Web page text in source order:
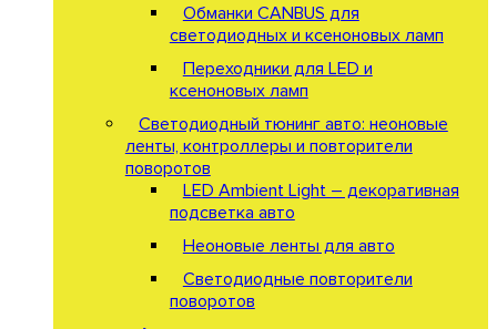
Обманки CANBUS для
светодиодных и ксеноновых ламп
Переходники для LED и
ксеноновых ламп
Светодиодный тюнинг авто: неоновые
ленты, контроллеры и повторители
поворотов
LED Ambient Light – декоративная
подсветка авто
Неоновые ленты для авто
Светодиодные повторители
поворотов